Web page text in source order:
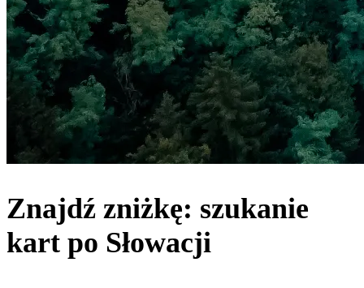
Znajdź zniżkę: szukanie
kart po Słowacji